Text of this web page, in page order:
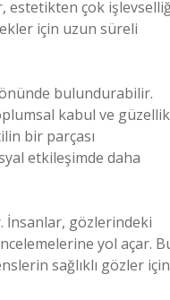
estetikten çok
için uzun süreli
bulundurabilir.
kabul ve güzellik
bir parçası
etkileşimde daha
İnsanlar, gözlerindeki
yol açar.
sağlıklı gözler için